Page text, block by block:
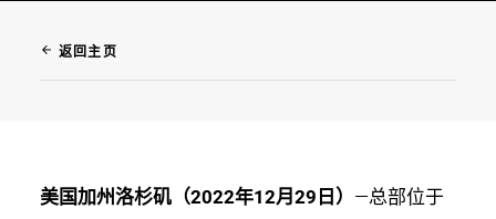
arrow_back 返回主页
美国加州洛杉矶（2022年12月29日） —总部位于